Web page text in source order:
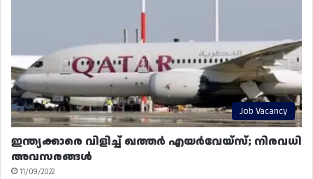
Job Vacancy
ഇന്ത്യക്കാരെ വിളിച്ച് ഖത്തർ എയർവേയ്‌സ്; നിരവധി
അവസരങ്ങൾ
11/09/2022